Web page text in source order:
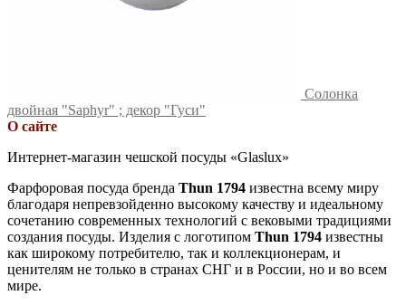
Солонка
двойная "Saphyr" ; декор "Гуси"
О сайте
Интернет-магазин чешской посуды «Glaslux»
Фарфоровая посуда бренда Thun 1794 известна всему миру
благодаря непревзойденно высокому качеству и идеальному
сочетанию современных технологий с вековыми традициями
создания посуды. Изделия с логотипом Thun 1794 известны
как широкому потребителю, так и коллекционерам, и
ценителям не только в странах СНГ и в России, но и во всем
мире.